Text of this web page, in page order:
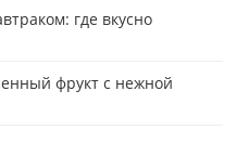
где вкусно
фрукт с нежной